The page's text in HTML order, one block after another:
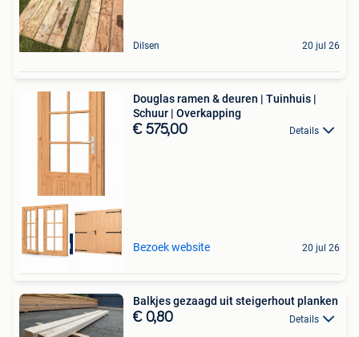
Dilsen 20 jul 26
Douglas ramen & deuren | Tuinhuis |
Schuur | Overkapping
€ 575,00 Details
Bezoek website 20 jul 26
Balkjes gezaagd uit steigerhout planken
€ 0,80 Details